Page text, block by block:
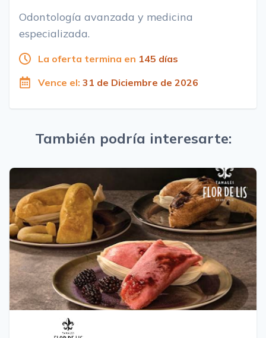
Odontología avanzada y medicina
especializada.
La oferta termina en 145 días
Vence el: 31 de Diciembre de 2026
También podría interesarte: